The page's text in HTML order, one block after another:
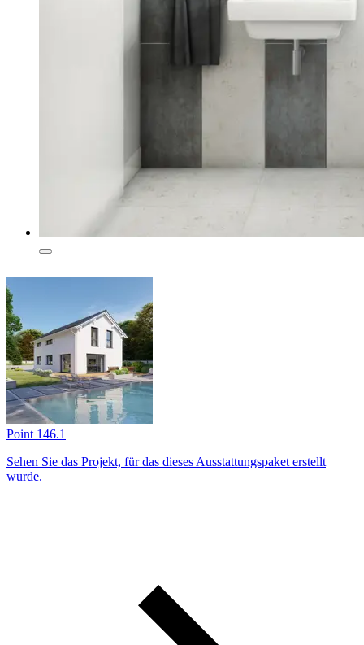
Point 146.1
Sehen Sie das Projekt, für das dieses Ausstattungs­paket erstellt
wurde.